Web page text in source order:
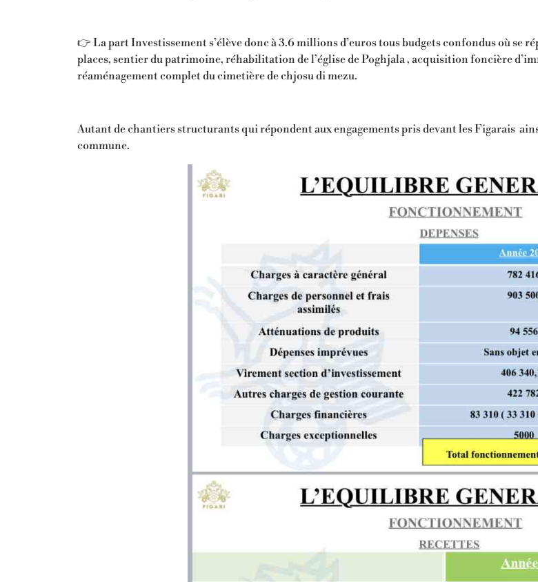
👉 La part Investissement s’élève donc à 3.6 millions d’euros tous budgets confondus où se
places, sentier du patrimoine, réhabilitation de l’église de Poghjala , acquisition foncière
réaménagement complet du cimetière de chjosu di mezu.
Autant de chantiers structurants qui répondent aux engagements pris devant les Figarais
commune.